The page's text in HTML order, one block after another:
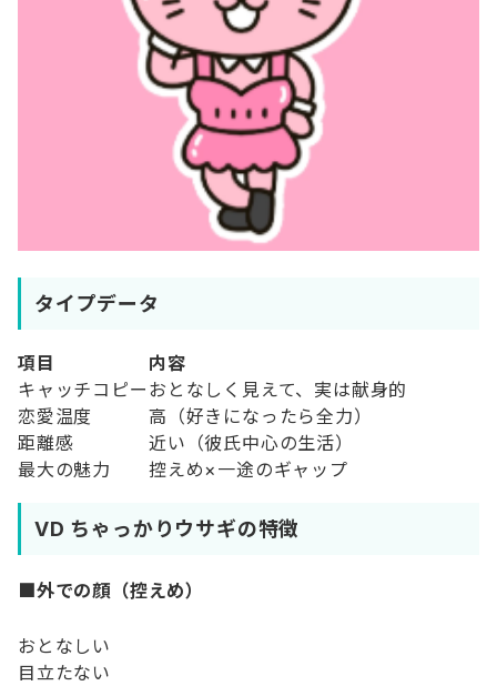
タイプデータ
項目
内容
キャッチコピー おとなしく見えて、実は献身的
恋愛温度
高（好きになったら全力）
距離感
近い（彼氏中心の生活）
最大の魅力
控えめ×一途のギャップ
VD ちゃっかりウサギの特徴
■外での顔（控えめ）
おとなしい
目立たない